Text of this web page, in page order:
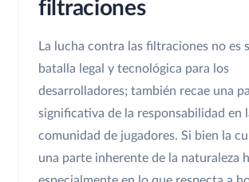
filtraciones
La lucha contra las filtraciones no es
batalla legal y tecnológica para los
desarrolladores; también recae una
significativa de la responsabilidad en
comunidad de jugadores. Si bien la
una parte inherente de la naturaleza